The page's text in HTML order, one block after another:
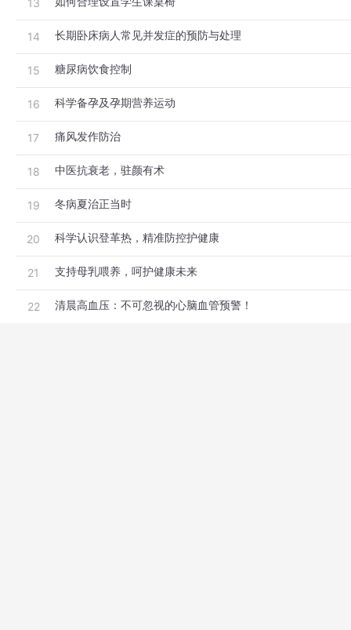
13
14 长期卧床病人常见并发症的预防与处理
15 糖尿病饮食控制
16 科学备孕及孕期营养运动
17 痛风发作防治
18 中医抗衰老，驻颜有术
19 冬病夏治正当时
20 科学认识登革热，精准防控护健康
21 支持母乳喂养，呵护健康未来
22 清晨高血压：不可忽视的心脑血管预警！